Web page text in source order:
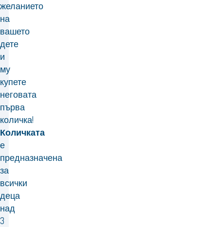
желанието
на
вашето
дете
и
му
купете
неговата
първа
количка!
Количката
е
предназначена
за
всички
деца
над
3